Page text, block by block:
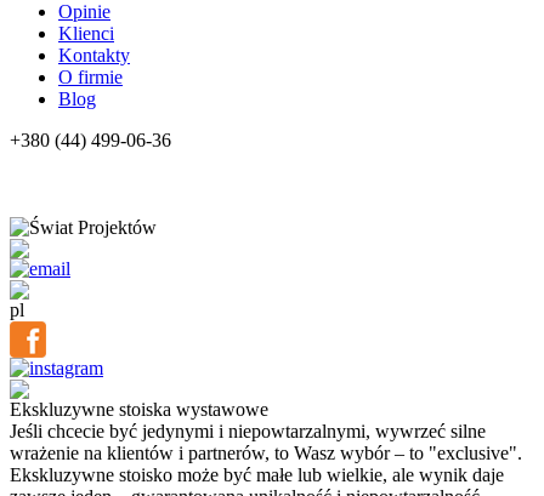
Opinie
Klienci
Kontakty
O firmie
Blog
+380 (44) 499-06-36
pl
Ekskluzywne stoiska wystawowe
Jeśli chcecie być jedynymi i niepowtarzalnymi, wywrzeć silne
wrażenie na klientów i partnerów, to Wasz wybór – to "exclusive".
Ekskluzywne stoisko może być małe lub wielkie, ale wynik daje